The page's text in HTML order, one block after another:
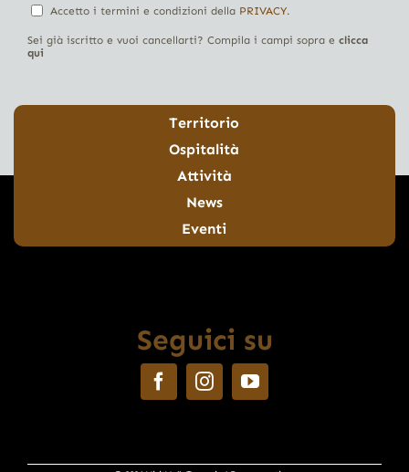
Accetto i termini e condizioni della PRIVACY.
Sei già iscritto e vuoi cancellarti? Compila i campi sopra e clicca
qui
Territorio
Ospitalità
Attività
News
Eventi
Seguici su